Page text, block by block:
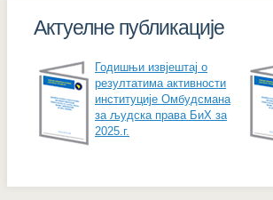
Актуелне публикације
Годишњи извјештај о
резултатима активности
институције Омбудсмана
за људска права БиХ за
2025.г.